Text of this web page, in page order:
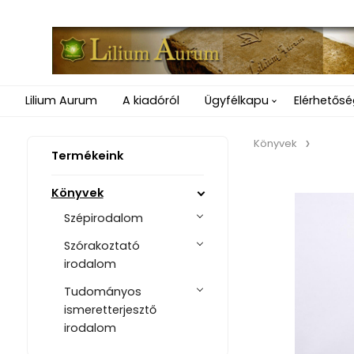
Lilium Aurum A kiadóról Ügyfélkapu
Termékeink
Könyvek
Szépirodalom
Szórakoztató
irodalom
Tudományos
ismeretterjesztő
irodalom
Könyvek